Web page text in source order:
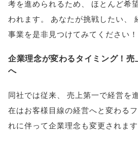
考を進められるため
ほとんど希
われます。 あなたが挑戦したい
事業を是非見つけてみてください！
企業理念が変わるタイミング！
へ
同社では従来 売上第一で経営を
在はお客様目線の経営へと変わる
れに伴って企業理念も変更されます